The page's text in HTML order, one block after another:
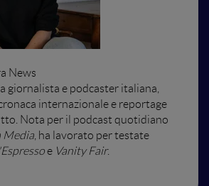
News
giornalista e podcaster italiana,
internazionale e reportage
Nota per il podcast quotidiano
Media , ha lavorato per testate
e Vanity Fair.